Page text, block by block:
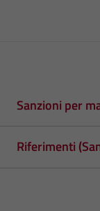
Sanzioni per
Riferimenti